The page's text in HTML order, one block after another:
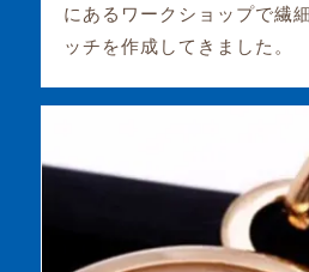
にあるワークショップで繊
ッチを作成してきました。